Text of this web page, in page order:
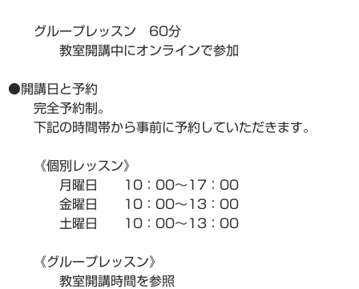
グループレッスン 60分
教室開講中にオンラインで参加
●開講日と予約
完全予約制。
下記の時間帯から事前に予約していただきます。
《個別レッスン》
月曜日 10：00～17：00
金曜日 10：00～13：00
土曜日 10：00～13：00
《グループレッスン》
教室開講時間を参照